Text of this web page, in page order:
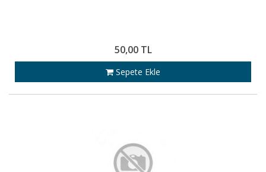
50,00 TL
Sepete Ekle